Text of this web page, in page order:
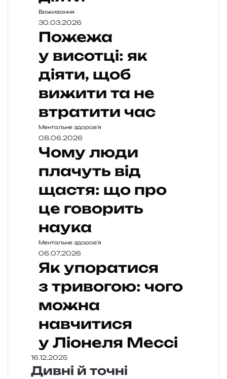
Виживання
30.03.2026
Пожежа
у висотці: як
діяти, щоб
вижити та не
втратити час
Ментальне здоров’я
08.06.2026
Чому люди
плачуть від
щастя: що про
це говорить
наука
Ментальне здоров’я
06.07.2026
Як упоратися
з тривогою: чого
можна
навчитися
у Ліонеля Мессі
16.12.2025
Дивні й точні